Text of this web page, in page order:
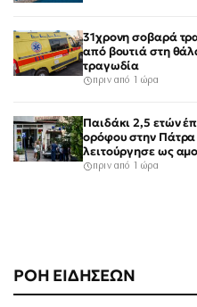
ΡΟΗ ΕΙΔΗΣΕΩΝ
31χρονη σοβαρά
από βουτιά στη
τραγωδία
πριν από 1 ώρα
Παιδάκι 2,5 ετών
ορόφου στην
λειτούργησε ως
πριν από 1 ώρα